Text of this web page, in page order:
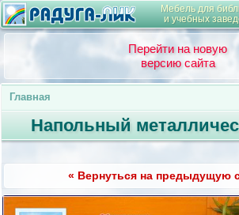
Мебель для
и учебных
Перейти на новую
версию сайта
Главная
Напольный
« Вернуться на предыдущую